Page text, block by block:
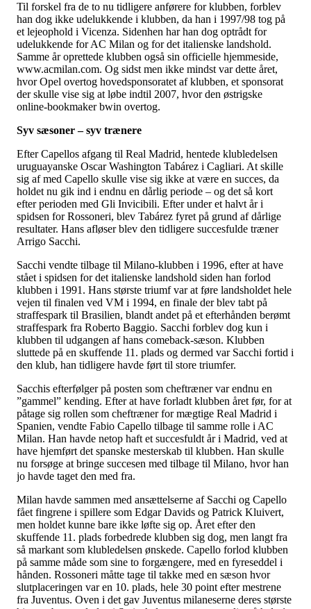
Til forskel fra de to nu tidligere anførere for klubben, forblev
han dog ikke udelukkende i klubben, da han i 1997/98 tog på
et lejeophold i Vicenza. Sidenhen har han dog optrådt for
udelukkende for AC Milan og for det italienske landshold.
Samme år oprettede klubben også sin officielle hjemmeside,
www.acmilan.com. Og sidst men ikke mindst var dette året,
hvor Opel overtog hovedsponsoratet af klubben, et sponsorat
der skulle vise sig at løbe indtil 2007, hvor den østrigske
online-bookmaker bwin overtog.
Syv sæsoner – syv trænere
Efter Capellos afgang til Real Madrid, hentede klubledelsen
uruguayanske Oscar Washington Tabárez i Cagliari. At skille
sig af med Capello skulle vise sig ikke at være en succes, da
holdet nu gik ind i endnu en dårlig periode – og det så kort
efter perioden med Gli Invicibili. Efter under et halvt år i
spidsen for Rossoneri, blev Tabárez fyret på grund af dårlige
resultater. Hans afløser blev den tidligere succesfulde træner
Arrigo Sacchi.
Sacchi vendte tilbage til Milano-klubben i 1996, efter at have
stået i spidsen for det italienske landshold siden han forlod
klubben i 1991. Hans største triumf var at føre landsholdet hele
vejen til finalen ved VM i 1994, en finale der blev tabt på
straffespark til Brasilien, blandt andet på et efterhånden berømt
straffespark fra Roberto Baggio. Sacchi forblev dog kun i
klubben til udgangen af hans comeback-sæson. Klubben
sluttede på en skuffende 11. plads og dermed var Sacchi fortid i
den klub, han tidligere havde ført til store triumfer.
Sacchis efterfølger på posten som cheftræner var endnu en
”gammel” kending. Efter at have forladt klubben året før, for at
påtage sig rollen som cheftræner for mægtige Real Madrid i
Spanien, vendte Fabio Capello tilbage til samme rolle i AC
Milan. Han havde netop haft et succesfuldt år i Madrid, ved at
have hjemført det spanske mesterskab til klubben. Han skulle
nu forsøge at bringe succesen med tilbage til Milano, hvor han
jo havde taget den med fra.
Milan havde sammen med ansættelserne af Sacchi og Capello
fået fingrene i spillere som Edgar Davids og Patrick Kluivert,
men holdet kunne bare ikke løfte sig op. Året efter den
skuffende 11. plads forbedrede klubben sig dog, men langt fra
så markant som klubledelsen ønskede. Capello forlod klubben
på samme måde som sine to forgængere, med en fyreseddel i
hånden. Rossoneri måtte tage til takke med en sæson hvor
slutplaceringen var en 10. plads, hele 30 point efter mestrene
fra Juventus. Oven i det gav Juventus milaneserne deres største